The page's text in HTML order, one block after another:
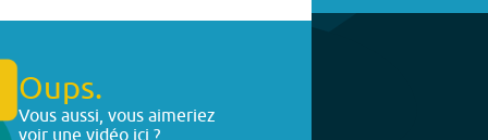
Oups.
Vous aussi, vous aimeriez
voir une vidéo ici ?